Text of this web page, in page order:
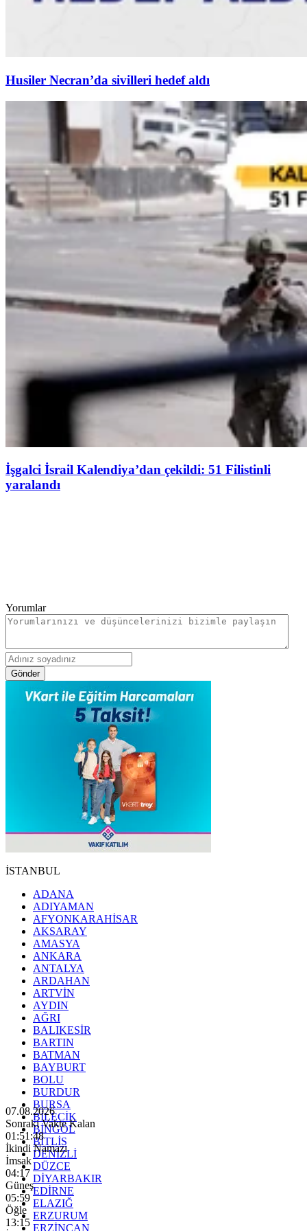
Husiler Necran’da sivilleri hedef aldı
İşgalci İsrail Kalendiya’dan çekildi: 51 Filistinli
yaralandı
Yorumlar
Gönder
İSTANBUL
ADANA
ADIYAMAN
AFYONKARAHİSAR
AKSARAY
AMASYA
ANKARA
ANTALYA
ARDAHAN
ARTVİN
AYDIN
AĞRI
BALIKESİR
BARTIN
BATMAN
BAYBURT
BOLU
BURDUR
BURSA
BİLECİK
BİNGÖL
BİTLİS
DENİZLİ
DÜZCE
DİYARBAKIR
EDİRNE
ELAZIĞ
ERZURUM
ERZİNCAN
07.08.2026
Sonraki Vakte Kalan
01:51:46
İkindi Namazı
İmsak
04:17
Güneş
05:59
Öğle
13:15